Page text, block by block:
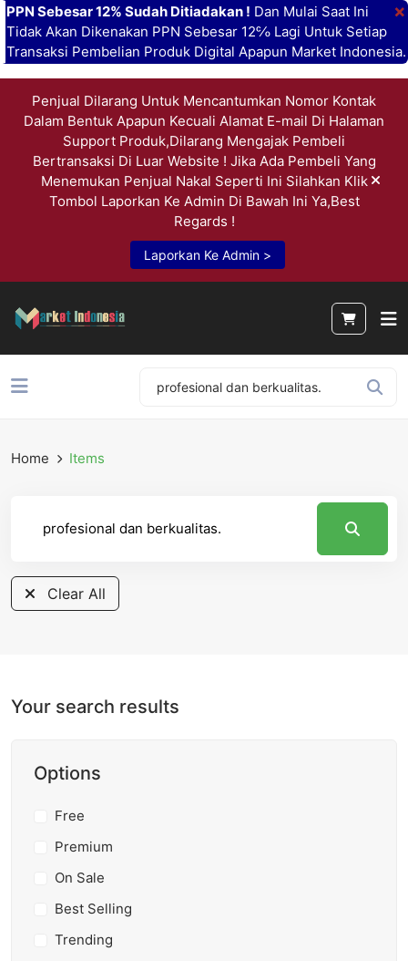
×
PPN Sebesar 12% Sudah Ditiadakan ! Dan Mulai Saat Ini
Tidak Akan Dikenakan PPN Sebesar 12℅ Lagi Untuk Setiap
Transaksi Pembelian Produk Digital Apapun Market Indonesia.
Penjual Dilarang Untuk Mencantumkan Nomor Kontak
Dalam Bentuk Apapun Kecuali Alamat E-mail Di Halaman
Support Produk,Dilarang Mengajak Pembeli
Bertransaksi Di Luar Website ! Jika Ada Pembeli Yang
Menemukan Penjual Nakal Seperti Ini Silahkan Klik
Tombol Laporkan Ke Admin Di Bawah Ini Ya,Best
Regards !
Laporkan Ke Admin >
Home Items
Clear All
Your search results
Options
Free
Premium
On Sale
Best Selling
Trending